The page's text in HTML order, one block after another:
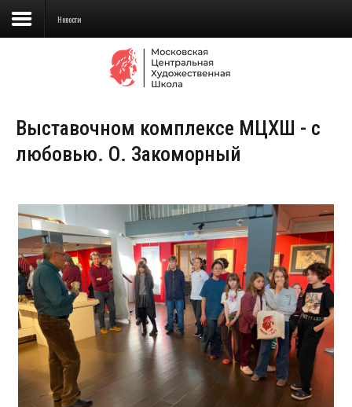
Сведения об образовательной
Школа
Училище
Поступающим
Подготовка
Образование
Доп. образование
Курсы повышения квалификации
Центр непрерывного образования
Новости
Выставочном комплексе МЦХШ - с
любовью. О. Закоморный